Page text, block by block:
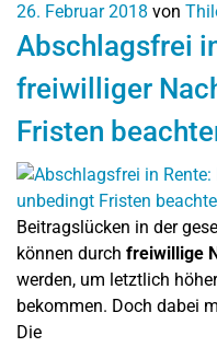
26. Februar 2018 von
Abschlagsfrei
freiwilliger
Fristen
Beitragslücken in der
können durch freiwillige
werden, um letztlich
bekommen. Doch dabei
Die